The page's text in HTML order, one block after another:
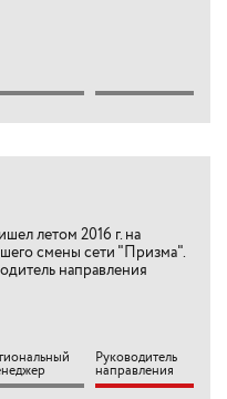
летом 2016 г. на
смены сети "Призма".
направления
Руководитель
направления